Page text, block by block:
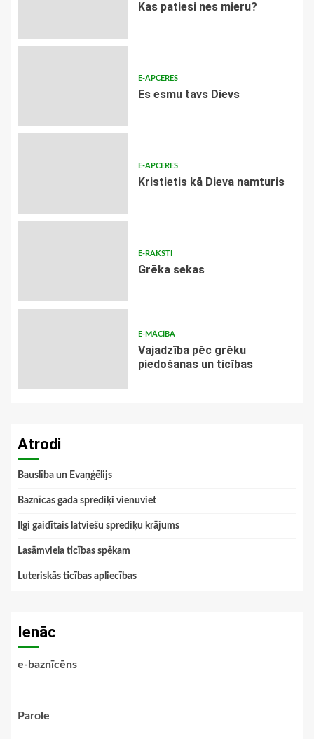
​Kas patiesi nes mieru?
E-APCERES
Es esmu tavs Dievs
E-APCERES
Kristietis kā Dieva namturis
E-RAKSTI
Grēka sekas
E-MĀCĪBA
Vajadzība pēc grēku
piedošanas un ticības
Atrodi
Bauslība un Evaņģēlijs
Baznīcas gada sprediķi vienuviet
Ilgi gaidītais latviešu sprediķu krājums
Lasāmviela ticības spēkam
Luteriskās ticības apliecības
Ienāc
e-baznīcēns
Parole